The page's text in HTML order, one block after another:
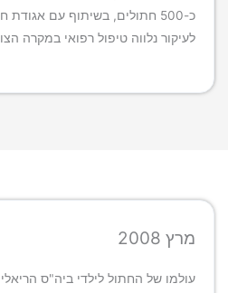
כ-500 חתולים, בשיתוף עם
לעיקור נלווה טיפול רפואי במקרה
מרץ 2008
עולמו של החתול לילדי ביה"ס